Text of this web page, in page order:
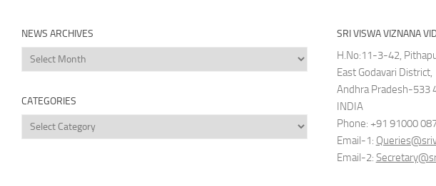
NEWS ARCHIVES
News
Archives
CATEGORIES
Categories
SRI VISWA VIZNANA
H.No:11-3-42,
East Godavari District,
Andhra Pradesh-533
INDIA
Phone: +91 91000
Email-1:
Email-2: